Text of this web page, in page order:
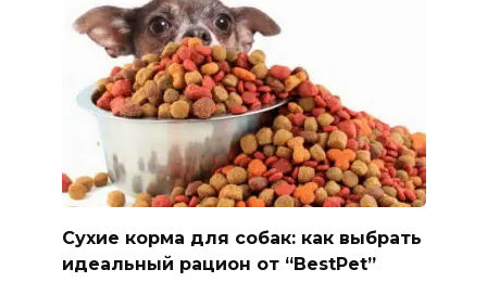
Сухие корма для собак: как выбрать
идеальный рацион от “BestPet”